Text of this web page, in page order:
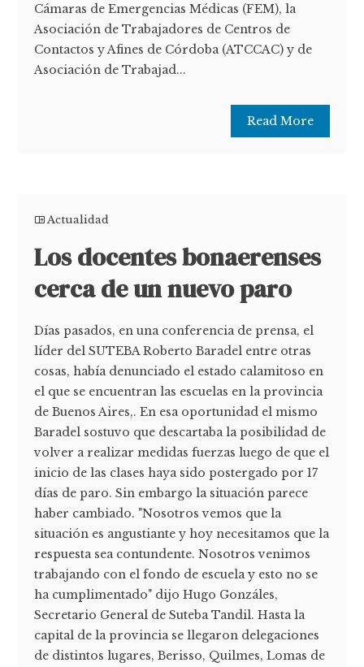
Cámaras de Emergencias Médicas (FEM), la
Asociación de Trabajadores de Centros de
Contactos y Afines de Córdoba (ATCCAC) y de
Asociación de Trabajad...
Read More
Actualidad
Los docentes bonaerenses
cerca de un nuevo paro
Días pasados, en una conferencia de prensa, el
líder del SUTEBA Roberto Baradel entre otras
cosas, había denunciado el estado calamitoso en
el que se encuentran las escuelas en la provincia
de Buenos Aires,. En esa oportunidad el mismo
Baradel sostuvo que descartaba la posibilidad de
volver a realizar medidas fuerzas luego de que el
inicio de las clases haya sido postergado por 17
días de paro. Sin embargo la situación parece
haber cambiado. "Nosotros vemos que la
situación es angustiante y hoy necesitamos que la
respuesta sea contundente. Nosotros venimos
trabajando con el fondo de escuela y esto no se
ha cumplimentado" dijo Hugo Gonzáles,
Secretario General de Suteba Tandil. Hasta la
capital de la provincia se llegaron delegaciones
de distintos lugares, Berisso, Quilmes, Lomas de